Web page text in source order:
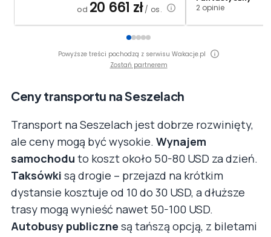
od 20 661 zł/ os.
2 opinie
Powyższe treści pochodzą z serwisu Wakacje.pl
Zostań partnerem
Ceny transportu na Seszelach
Transport na Seszelach jest dobrze rozwinięty,
ale ceny mogą być wysokie. Wynajem
samochodu to koszt około 50-80 USD za dzień.
Taksówki są drogie – przejazd na krótkim
dystansie kosztuje od 10 do 30 USD, a dłuższe
trasy mogą wynieść nawet 50-100 USD.
Autobusy publiczne są tańszą opcją, z biletami